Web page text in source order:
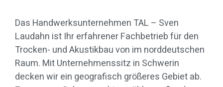
Das Handwerksunternehmen TAL – Sven
Laudahn ist Ihr erfahrener Fachbetrieb für den
Trocken- und Akustikbau von im norddeutschen
Raum. Mit Unternehmenssitz in Schwerin
decken wir ein geografisch größeres Gebiet ab.